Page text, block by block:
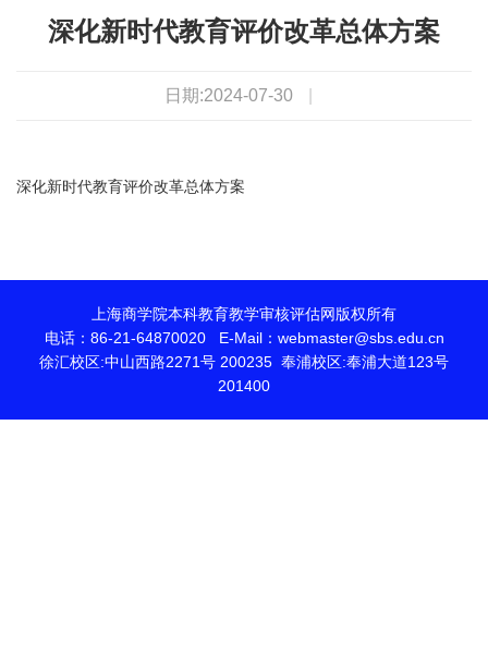
深化新时代教育评价改革总体方案
日期:2024-07-30
深化新时代教育评价改革总体方案
上海商学院本科教育教学审核评估网版权所有
电话：86-21-64870020 E-Mail：webmaster@sbs.edu.cn
徐汇校区:中山西路2271号 200235 奉浦校区:奉浦大道123号
201400